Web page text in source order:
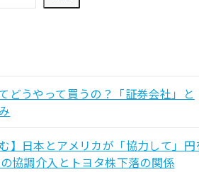
どうやって買うの？「証券会社」と
】日本とアメリカが「協力して」円
協調介入とトヨタ株下落の関係